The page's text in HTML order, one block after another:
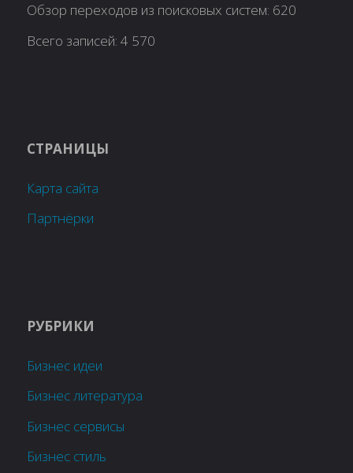
Обзор переходов из поисковых систем: 620
Всего записей:4 570
СТРАНИЦЫ
Карта сайта
Партнёрки
РУБРИКИ
Бизнес идеи
Бизнес литература
Бизнес сервисы
Бизнес стиль